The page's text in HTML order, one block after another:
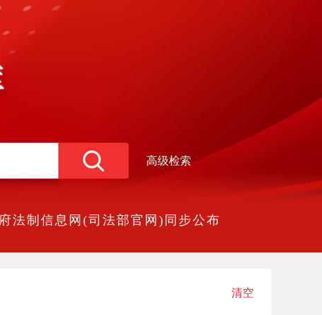
高级检索
法制信息网(司法部官网)同步公布
清空